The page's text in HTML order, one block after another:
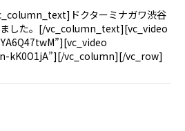
ドクターミナガワ渋谷
ました。[/vc_column_text][vc_video
kK0O1jA”][/vc_column][/vc_row]